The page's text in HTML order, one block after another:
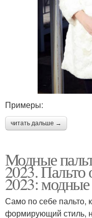
Примеры:
читать дальше →
Модные
2023. Пальто
2023:
Само по себе пальто,
формирующий стиль,